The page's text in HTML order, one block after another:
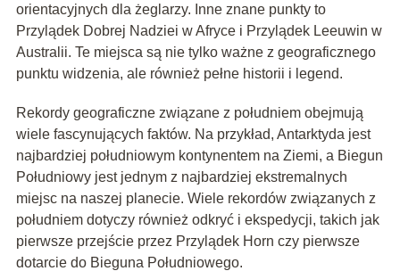
orientacyjnych dla żeglarzy. Inne znane punkty to
Przylądek Dobrej Nadziei w Afryce i Przylądek Leeuwin w
Australii. Te miejsca są nie tylko ważne z geograficznego
punktu widzenia, ale również pełne historii i legend.
Rekordy geograficzne związane z południem obejmują
wiele fascynujących faktów. Na przykład, Antarktyda jest
najbardziej południowym kontynentem na Ziemi, a Biegun
Południowy jest jednym z najbardziej ekstremalnych
miejsc na naszej planecie. Wiele rekordów związanych z
południem dotyczy również odkryć i ekspedycji, takich jak
pierwsze przejście przez Przylądek Horn czy pierwsze
dotarcie do Bieguna Południowego.